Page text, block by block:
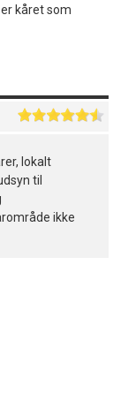
kåret som
lokalt
til
ikke